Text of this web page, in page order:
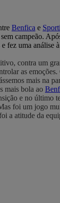
Benfica e
campeão.
fez uma análise
contra um
as
mais na
mais bola ao
e no último
foi um jogo
a atitude da